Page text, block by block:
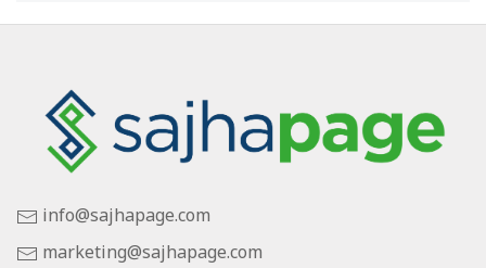
info@sajhapage.com
marketing@sajhapage.com